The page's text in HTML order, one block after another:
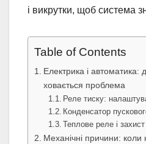
і викрутки, щоб система
Table of Contents
Електрика і автоматика:
ховається проблема
Реле тиску:
Конденсатор
Теплове реле і захист
Механічні причини: коли